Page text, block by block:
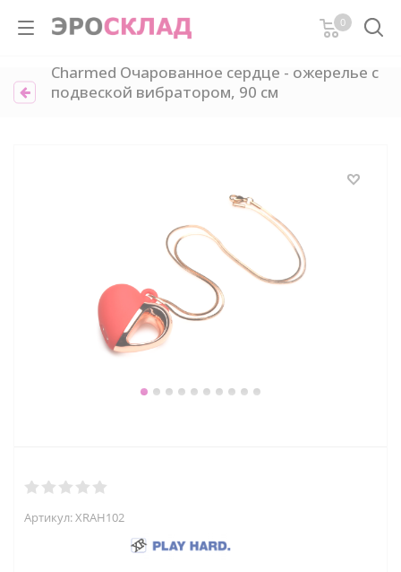
0
Charmed Очарованное сердце - ожерелье с
подвеской вибратором, 90 см
Артикул:XRAH102